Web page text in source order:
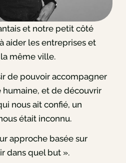
et notre petit côté
aider les entreprises et
même ville.
de pouvoir accompagner
et de découvrir
nous ait confié, un
était inconnu.
approche basée sur
dans quel but ».